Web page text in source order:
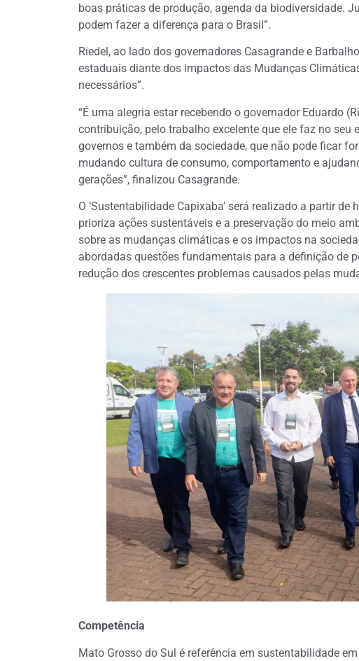
boas práticas de produção, agenda da biodiversidade.
podem fazer a diferença para o Brasil”.
Riedel, ao lado dos governadores Casagrande e
estaduais diante dos impactos das Mudanças
necessários”.
“É uma alegria estar recebendo o governador Eduardo
contribuição, pelo trabalho excelente que ele faz no
governos e também da sociedade, que não pode ficar
mudando cultura de consumo, comportamento e
gerações”, finalizou Casagrande.
O ‘Sustentabilidade Capixaba’ será realizado a partir
prioriza ações sustentáveis e a preservação do meio
sobre as mudanças climáticas e os impactos na
abordadas questões fundamentais para a definição de
redução dos crescentes problemas causados pelas
Competência
Mato Grosso do Sul é referência em sustentabilidade